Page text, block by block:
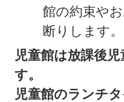
館の約束や
断りします。
児童館は放課後
す。
児童館のランチ